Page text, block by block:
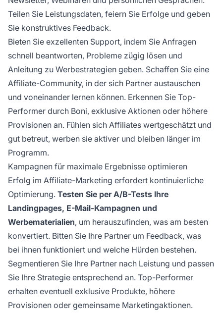
Teilen Sie Leistungsdaten, feiern Sie Erfolge und geben
Sie konstruktives Feedback.
Bieten Sie exzellenten Support, indem Sie Anfragen
schnell beantworten, Probleme zügig lösen und
Anleitung zu Werbestrategien geben. Schaffen Sie eine
Affiliate-Community, in der sich Partner austauschen
und voneinander lernen können. Erkennen Sie Top-
Performer durch Boni, exklusive Aktionen oder höhere
Provisionen an. Fühlen sich Affiliates wertgeschätzt und
gut betreut, werben sie aktiver und bleiben länger im
Programm.
Kampagnen für maximale Ergebnisse optimieren
Erfolg im Affiliate-Marketing erfordert kontinuierliche
Optimierung. Testen Sie per A/B-Tests Ihre
Landingpages, E-Mail-Kampagnen und
Werbematerialien, um herauszufinden, was am besten
konvertiert. Bitten Sie Ihre Partner um Feedback, was
bei ihnen funktioniert und welche Hürden bestehen.
Segmentieren Sie Ihre Partner nach Leistung und passen
Sie Ihre Strategie entsprechend an. Top-Performer
erhalten eventuell exklusive Produkte, höhere
Provisionen oder gemeinsame Marketingaktionen.